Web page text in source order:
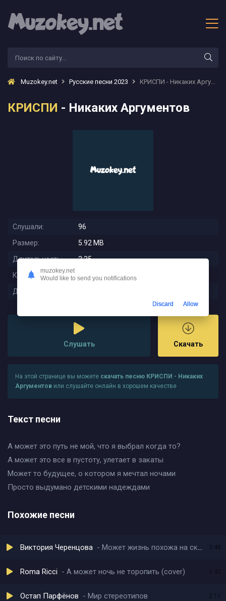
Muzokey.net Русские песни 2023 КРИСПИ - Никаких Аргументов
КРИСПИ - Никаких Аргументов
Слушали:
96
Размер:
5.92 MB
Длительность:
2:35
Качество:
320 kbps
Дата релиза:
Слушать Скачать
На этой странице вы можете скачать песню КРИСПИ - Никаких
Аргументов или слушайте онлайн в хорошем качестве
Текст песни
А может это путь не мой, что я выбрал когда то?
А может это все в пустоту, улетает в закаты
Может то будущее, о котором я мечтал ночами
Просто выдумано детскими надеждами
Похожие песни
Виктория Черенцова Может жизнь похожа на сказку 3:48
Roma Ricci А может ночь не торопить (cover)
Остап Парфёнов Мир стереотипов 2:11
muzokey.net
Would like to send you notifications
Discard Allow